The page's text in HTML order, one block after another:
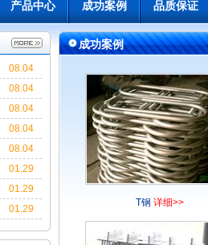
产品中心 成功案例 品质保证
08.04
08.04
08.04
08.04
08.04
01.29
01.29
01.29
成功案例
T钢详细>>